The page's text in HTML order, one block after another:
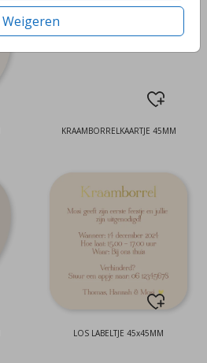
Weigeren
KRAAMBORRELKAARTJE 45MM
LOS LABELTJE 45x45MM